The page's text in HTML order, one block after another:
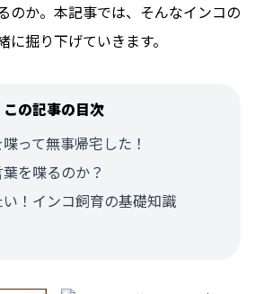
のか。本記事では、そんなインコの
掘り下げていきます。
この記事の目次
って無事帰宅した！
を喋るのか？
！インコ飼育の基礎知識